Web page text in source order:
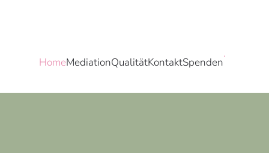
HomeMediationQualitätKontaktSpenden
.